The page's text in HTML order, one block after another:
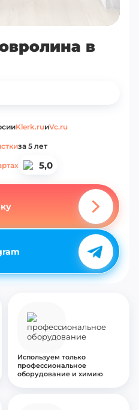
в
Klerk.ruиVc.ru
за 5 лет
5,0
Используем только
профессиональное
оборудование и химию